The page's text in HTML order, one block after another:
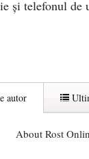
şi telefonul de
autor
About Rost